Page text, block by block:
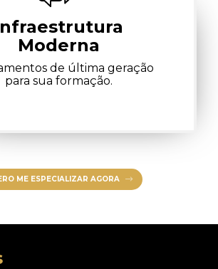
Moderna
de última geração
para sua formação.
ME ESPECIALIZAR AGORA